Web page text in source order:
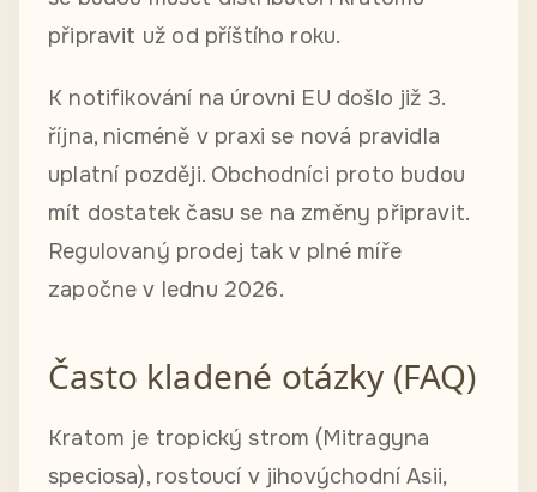
připravit už od příštího roku.
K notifikování na úrovni EU došlo již 3.
října, nicméně v praxi se nová pravidla
uplatní později. Obchodníci proto budou
mít dostatek času se na změny připravit.
Regulovaný prodej tak v plné míře
započne v lednu 2026.
Často kladené otázky (FAQ)
Kratom je tropický strom (Mitragyna
speciosa), rostoucí v jihovýchodní Asii,